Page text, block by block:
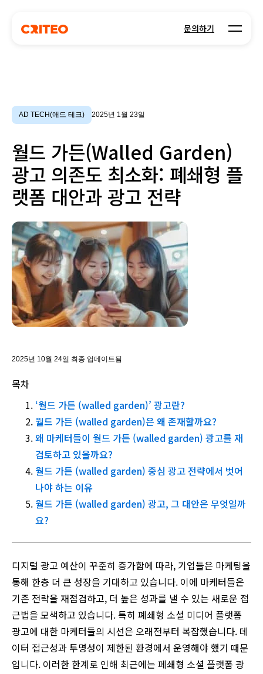
문의하기 Open
AD TECH(애드 테크) 2025년 1월 23일
월드 가든(Walled Garden)
광고 의존도 최소화: 폐쇄형 플
랫폼 대안과 광고 전략
2025년 10월 24일 최종 업데이트됨
목차
‘월드 가든 (walled garden)’ 광고란?
월드 가든 (walled garden)은 왜 존재할까요?
왜 마케터들이 월드 가든 (walled garden) 광고를 재
검토하고 있을까요?
월드 가든 (walled garden) 중심 광고 전략에서 벗어
나야 하는 이유
월드 가든 (walled garden) 광고, 그 대안은 무엇일까
요?
디지털 광고 예산이 꾸준히 증가함에 따라, 기업들은 마케팅을
통해 한층 더 큰 성장을 기대하고 있습니다. 이에 마케터들은
기존 전략을 재점검하고, 더 높은 성과를 낼 수 있는 새로운 접
근법을 모색하고 있습니다. 특히 폐쇄형 소셜 미디어 플랫폼
광고에 대한 마케터들의 시선은 오래전부터 복잡했습니다. 데
이터 접근성과 투명성이 제한된 환경에서 운영해야 했기 때문
입니다. 이러한 한계로 인해 최근에는 폐쇄형 소셜 플랫폼 광